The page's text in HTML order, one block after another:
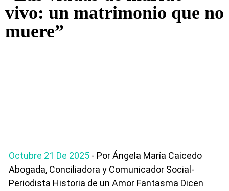
vivo: un matrimonio que no
muere”
Octubre 21 De 2025 - Por Ángela María Caicedo
Abogada, Conciliadora y Comunicador Social-
Periodista Historia de un Amor Fantasma Dicen